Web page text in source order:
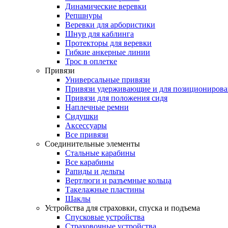
Динамические веревки
Репшнуры
Веревки для арбористики
Шнур для каблинга
Протекторы для веревки
Гибкие анкерные линии
Трос в оплетке
Привязи
Универсальные привязи
Привязи удерживающие и для
Привязи для положения сидя
Наплечные ремни
Сидушки
Аксессуары
Все привязи
Соединительные элементы
Стальные карабины
Все карабины
Рапиды и дельты
Вертлюги и разъемные кольца
Такелажные пластины
Шаклы
Устройства для страховки, спуска и подъема
Спусковые устройства
Страховочные устройства